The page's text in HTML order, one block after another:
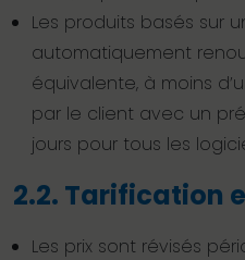
Les produits basés sur
automatiquement
équivalente, à moins
par le client avec un
jours pour tous les
2.2. Tarification
Les prix sont révisés